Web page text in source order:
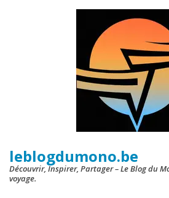
leblogdumono.be
Découvrir, Inspirer, Partager – Le Blog du
voyage.